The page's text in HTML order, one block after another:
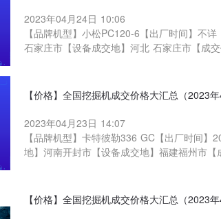
2023年04月24日 10:06
【品牌机型】小松PC120-6【出厂时间】不
石家庄市【设备成交地】河北 石家庄市【成
【价格】全国挖掘机成交价格大汇总（2023年
2023年04月23日 14:07
【品牌机型】卡特彼勒336 GC【出厂时间
地】河南开封市【设备成交地】福建福州市
【价格】全国挖掘机成交价格大汇总（2023年